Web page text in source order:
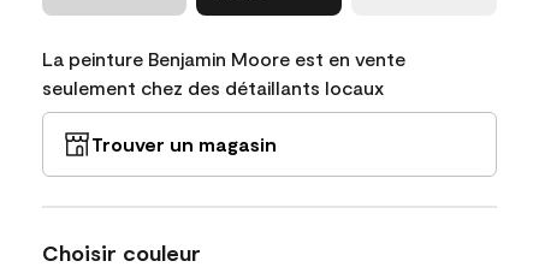
La peinture Benjamin Moore est en vente
seulement chez des détaillants locaux
Trouver un magasin
Choisir couleur